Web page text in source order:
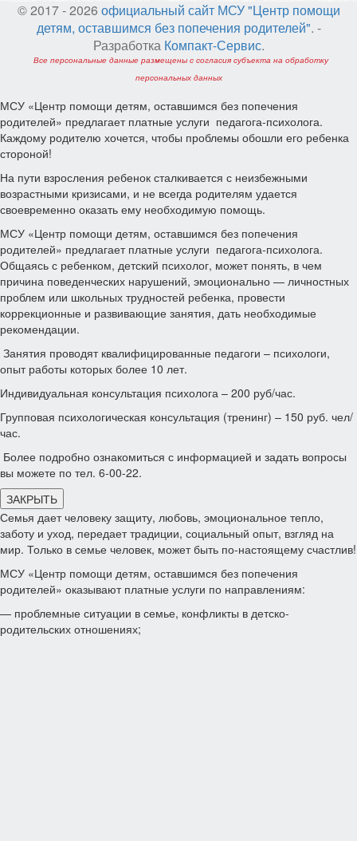
© 2017 - 2026 официальный сайт МСУ "Центр помощи
детям, оставшимся без попечения родителей". -
Разработка Компакт-Сервис.
Все персональные данные размещены с согласия субъекта на обработку
персональных данных
МСУ «Центр помощи детям, оставшимся без попечения
родителей» предлагает платные услуги педагога-психолога.
Каждому родителю хочется, чтобы проблемы обошли его ребенка
стороной!
На пути взросления ребенок сталкивается с неизбежными
возрастными кризисами, и не всегда родителям удается
своевременно оказать ему необходимую помощь.
МСУ «Центр помощи детям, оставшимся без попечения
родителей» предлагает платные услуги педагога-психолога.
Общаясь с ребенком, детский психолог, может понять, в чем
причина поведенческих нарушений, эмоционально — личностных
проблем или школьных трудностей ребенка, провести
коррекционные и развивающие занятия, дать необходимые
рекомендации.
Занятия проводят квалифицированные педагоги – психологи,
опыт работы которых более 10 лет.
Индивидуальная консультация психолога – 200 руб/час.
Групповая психологическая консультация (тренинг) – 150 руб. чел/
час.
Более подробно ознакомиться с информацией и задать вопросы
вы можете по тел. 6-00-22.
ЗАКРЫТЬ
Семья дает человеку защиту, любовь, эмоциональное тепло,
заботу и уход, передает традиции, социальный опыт, взгляд на
мир. Только в семье человек, может быть по-настоящему счастлив!
МСУ «Центр помощи детям, оставшимся без попечения
родителей» оказывают платные услуги по направлениям:
— проблемные ситуации в семье, конфликты в детско-
родительских отношениях;